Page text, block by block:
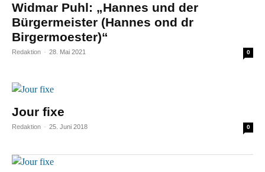
Widmar Puhl: „Hannes und der
Bürgermeister (Hannes ond dr
Birgermoester)“
Redaktion - 28. Mai 2021 0
Jour fixe
Redaktion - 25. Juni 2018 0